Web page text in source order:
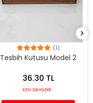
(1)
Tesbih Kutusu Model 2
36.30 TL
KDV DAHİLDİR